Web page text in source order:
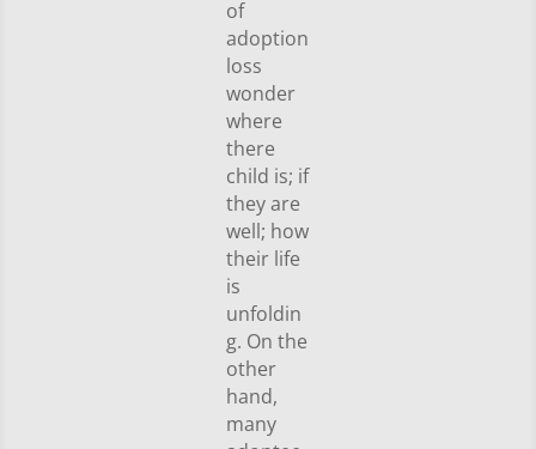
of
adoption
loss
wonder
where
there
child is; if
they are
well; how
their life
is
unfoldin
g. On the
other
hand,
many